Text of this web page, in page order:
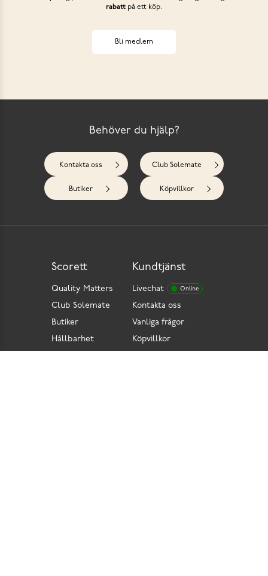
rabattpå ett köp.
Bli medlem
Behöver du hjälp?
Kontakta oss Club Solemate
Butiker Köpvillkor
Kundtjänst
Livechat Online
Kontakta oss
Vanliga frågor
Köpvillkor
Scorett
Quality Matters
Club Solemate
Butiker
Hållbarhet